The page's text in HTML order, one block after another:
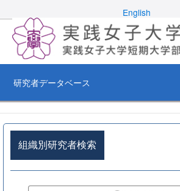
English
研究者データベース
組織別研究者検索